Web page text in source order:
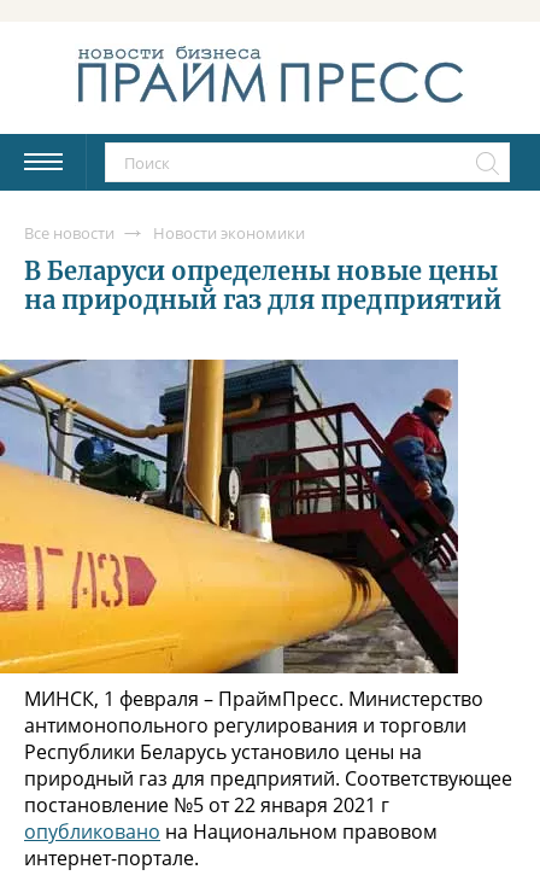
Все новости Новости экономики
В Беларуси определены новые цены
на природный газ для предприятий
МИНСК, 1 февраля – ПраймПресс. Министерство
антимонопольного регулирования и торговли
Республики Беларусь установило цены на
природный газ для предприятий. Соответствующее
постановление №5 от 22 января 2021 г
опубликовано на Национальном правовом
интернет-портале.